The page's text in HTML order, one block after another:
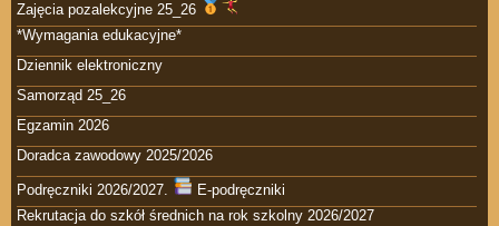
Zajęcia pozalekcyjne 25_26
*Wymagania edukacyjne*
Dziennik elektroniczny
Samorząd 25_26
Egzamin 2026
Doradca zawodowy 2025/2026
Podręczniki 2026/2027.
E-podręczniki
Rekrutacja do szkół średnich na rok szkolny 2026/2027